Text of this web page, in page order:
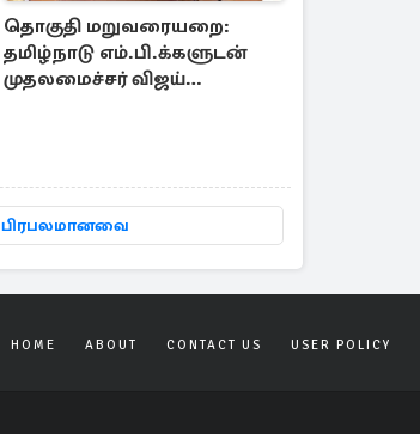
தொகுதி மறுவரையறை:
தமிழ்நாடு எம்.பி.க்களுடன்
முதலமைச்சர் விஜய்
பிரபலமானவை
HOME ABOUT CONTACT US USER POLICY